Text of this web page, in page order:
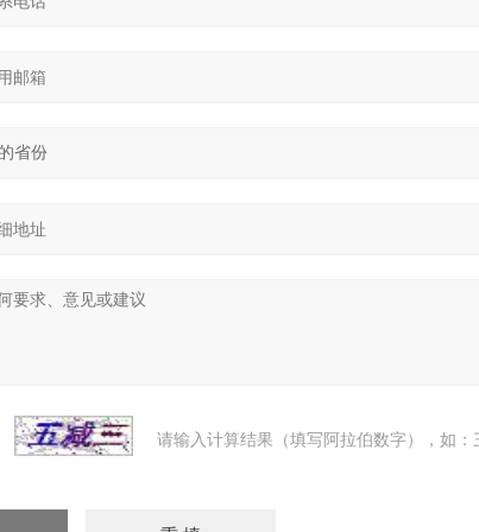
请输入计算结果（填写阿拉伯数字），如：